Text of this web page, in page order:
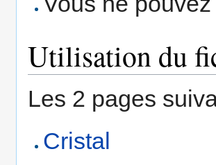
Utilisation du
Les 2 pages
Cristal